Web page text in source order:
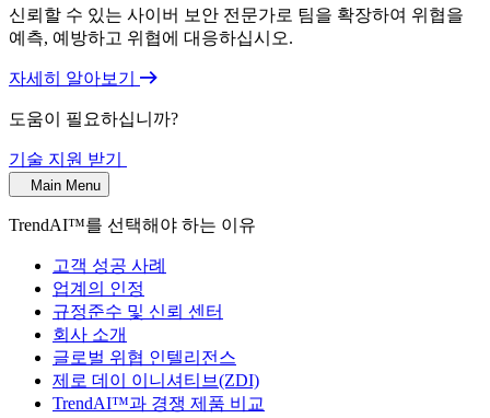
신뢰할 수 있는 사이버 보안 전문가로 팀을 확장하여 위협을
예측, 예방하고 위협에 대응하십시오.
자세히 알아보기
도움이 필요하십니까?
기술 지원 받기
Main Menu
TrendAI™를 선택해야 하는 이유
고객 성공 사례
업계의 인정
규정준수 및 신뢰 센터
회사 소개
글로벌 위협 인텔리전스
제로 데이 이니셔티브(ZDI)
TrendAI™과 경쟁 제품 비교